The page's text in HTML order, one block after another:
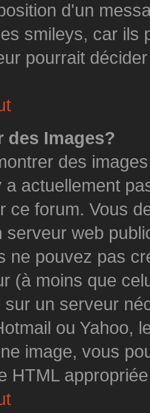
d'un
smileys, car ils
pourrait
des Images?
des
a actuellement
ce forum. Vous
serveur web
ne pouvez pas
(à moins que
sur un serveur
ou Yahoo,
image, vous
HTML